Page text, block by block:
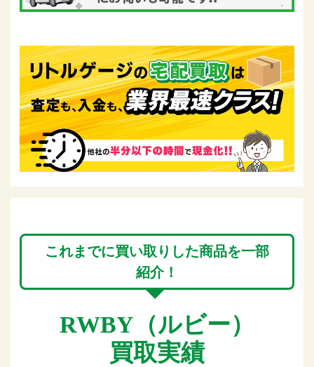
これまでに買い取りした商品を一部
紹介！
RWBY（ルビー）
買取実績